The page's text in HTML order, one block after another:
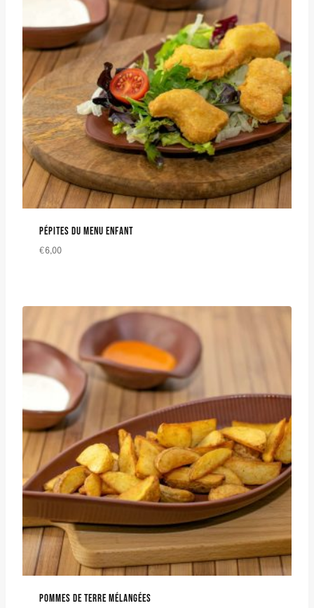
PÉPITES DU MENU ENFANT
€6,00
POMMES DE TERRE MÉLANGÉES